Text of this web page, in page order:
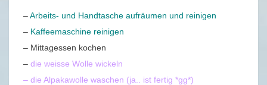
.
2
–Arbeits- und Handtasche aufräumen und reinigen
– Kaffeemaschine reinigen
– Mittagessen kochen
– die weisse Wolle wickeln
– die Alpakawolle waschen (ja.. ist fertig *gg*)